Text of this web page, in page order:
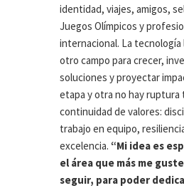
identidad, viajes, amigos,
Juegos Olímpicos y
internacional. La
otro campo para crecer,
soluciones y proyectar
etapa y otra no hay ruptura
continuidad de valores:
trabajo en equipo,
excelencia. “Mi idea es
el área que más me
seguir, para poder